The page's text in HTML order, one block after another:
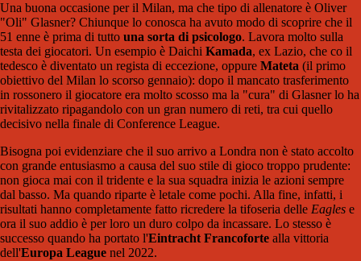
Una buona occasione per il Milan, ma che tipo di allenatore è Oliver
"Oli" Glasner? Chiunque lo conosca ha avuto modo di scoprire che il
51 enne è prima di tutto una sorta di psicologo. Lavora molto sulla
testa dei giocatori. Un esempio è Daichi Kamada, ex Lazio, che co il
tedesco è diventato un regista di eccezione, oppure Mateta (il primo
obiettivo del Milan lo scorso gennaio): dopo il mancato trasferimento
in rossonero il giocatore era molto scosso ma la "cura" di Glasner lo ha
rivitalizzato ripagandolo con un gran numero di reti, tra cui quello
decisivo nella finale di Conference League.
Bisogna poi evidenziare che il suo arrivo a Londra non è stato accolto
con grande entusiasmo a causa del suo stile di gioco troppo prudente:
non gioca mai con il tridente e la sua squadra inizia le azioni sempre
dal basso. Ma quando riparte è letale come pochi. Alla fine, infatti, i
risultati hanno completamente fatto ricredere la tifoseria delle Eagles e
ora il suo addio è per loro un duro colpo da incassare. Lo stesso è
successo quando ha portato l'Eintracht Francoforte alla vittoria
dell'Europa League nel 2022.